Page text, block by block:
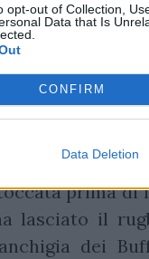
opt-out of Collection,
Data that Is
CONFIRM
Data Deletion
ai
maha fallito il
Chiefs,
edizioni della
dove
prima di
lasciato il
dei